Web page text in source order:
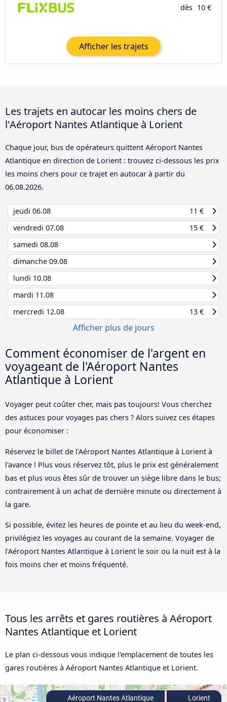
dès 10 €
Afficher les trajets
Les trajets en autocar les moins chers de
l'Aéroport Nantes Atlantique à Lorient
Chaque jour, bus de opérateurs quittent Aéroport Nantes
Atlantique en direction de Lorient : trouvez ci-dessous les prix
les moins chers pour ce trajet en autocar à partir du
06.08.2026.
jeudi 06.08
11 €
vendredi 07.08
15 €
samedi 08.08
dimanche 09.08
lundi 10.08
mardi 11.08
mercredi 12.08 13 €
Afficher plus de jours
Comment économiser de l'argent en
voyageant de l'Aéroport Nantes
Atlantique à Lorient
Voyager peut coûter cher, mais pas toujours! Vous cherchez
des astuces pour voyages pas chers ? Alors suivez ces étapes
pour économiser :
Réservez le billet de l'Aéroport Nantes Atlantique à Lorient à
l'avance ! Plus vous réservez tôt, plus le prix est généralement
bas et plus vous êtes sûr de trouver un siège libre dans le bus;
contrairement à un achat de dernière minute ou directement à
la gare.
Si possible, évitez les heures de pointe et au lieu du week-end,
privilégiez les voyages au courant de la semaine. Voyager de
l'Aéroport Nantes Atlantique à Lorient le soir ou la nuit est à la
fois moins cher et moins fréquenté.
Tous les arrêts et gares routières à Aéroport
Nantes Atlantique et Lorient
Le plan ci-dessous vous indique l'emplacement de toutes les
gares routières à Aéroport Nantes Atlantique et Lorient.
Aéroport Nantes Atlantique Lorient